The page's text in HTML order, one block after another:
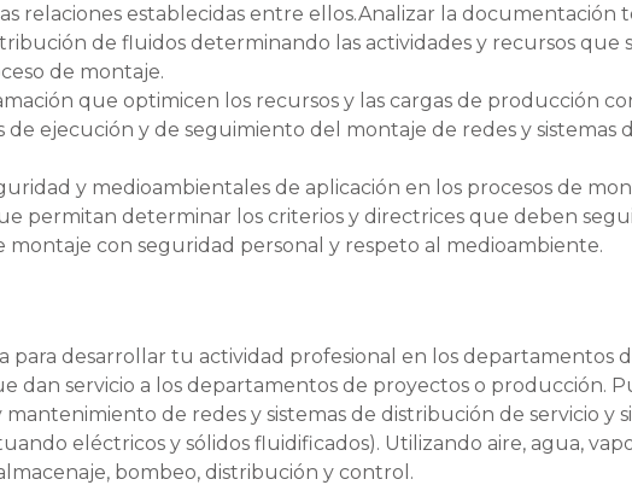
relaciones establecidas entre ellos.Analizar la documentación
de fluidos determinando las actividades y recursos que
de montaje.
que optimicen los recursos y las cargas de producción
de ejecución y de seguimiento del montaje de redes y sistemas
y medioambientales de aplicación en los procesos de
permitan determinar los criterios y directrices que deben
montaje con seguridad personal y respeto al medioambiente.
para desarrollar tu actividad profesional en los departamentos
dan servicio a los departamentos de proyectos o producción.
de redes y sistemas de distribución de servicio y
eléctricos y sólidos fluidificados). Utilizando aire, agua,
bombeo, distribución y control.